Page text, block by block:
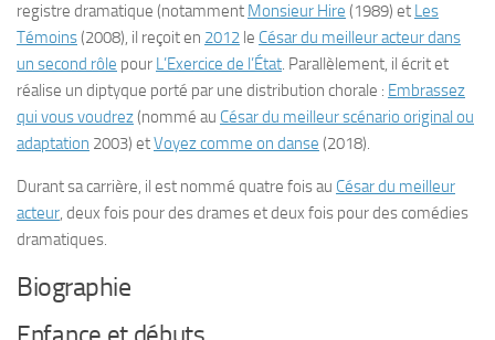
registre dramatique (notamment Monsieur Hire (1989) et Les
Témoins(2008), il reçoit en 2012 le César du meilleur acteur dans
un second rôle pour L’Exercice de l’État. Parallèlement, il écrit et
réalise un diptyque porté par une distribution chorale : Embrassez
qui vous voudrez(nommé au César du meilleur scénario original ou
adaptation 2003) etVoyez comme on danse (2018).
Durant sa carrière, il est nommé quatre fois au César du meilleur
acteur, deux fois pour des drames et deux fois pour des comédies
dramatiques.
Biographie